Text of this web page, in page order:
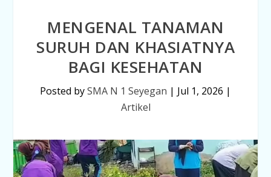
MENGENAL TANAMAN
SURUH DAN KHASIATNYA
BAGI KESEHATAN
Posted bySMA N 1 Seyegan | Jul 1, 2026 |
Artikel